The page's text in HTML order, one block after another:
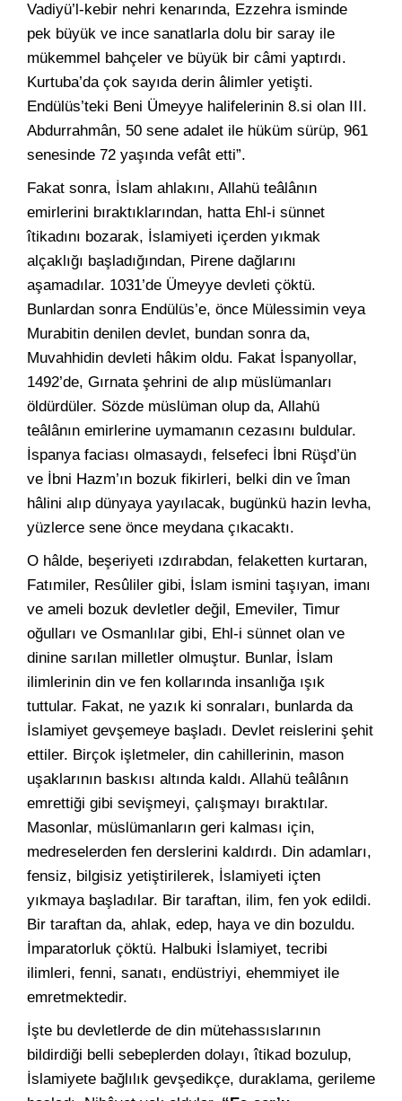
Vadiyü’l-kebir nehri kenarında, Ezzehra isminde
pek büyük ve ince sanatlarla dolu bir saray ile
mükemmel bahçeler ve büyük bir câmi yaptırdı.
Kurtuba’da çok sayıda derin âlimler yetişti.
Endülüs’teki Beni Ümeyye halifelerinin 8.si olan III.
Abdurrahmân, 50 sene adalet ile hüküm sürüp, 961
senesinde 72 yaşında vefât etti”.
Fakat sonra, İslam ahlakını, Allahü teâlânın
emirlerini bıraktıklarından, hatta Ehl-i sünnet
îtikadını bozarak, İslamiyeti içerden yıkmak
alçaklığı başladığından, Pirene dağlarını
aşamadılar. 1031’de Ümeyye devleti çöktü.
Bunlardan sonra Endülüs’e, önce Mülessimin veya
Murabitin denilen devlet, bundan sonra da,
Muvahhidin devleti hâkim oldu. Fakat İspanyollar,
1492’de, Gırnata şehrini de alıp müslümanları
öldürdüler. Sözde müslüman olup da, Allahü
teâlânın emirlerine uymamanın cezasını buldular.
İspanya faciası olmasaydı, felsefeci İbni Rüşd’ün
ve İbni Hazm’ın bozuk fikirleri, belki din ve îman
hâlini alıp dünyaya yayılacak, bugünkü hazin levha,
yüzlerce sene önce meydana çıkacaktı.
O hâlde, beşeriyeti ızdırabdan, felaketten kurtaran,
Fatımiler, Resûliler gibi, İslam ismini taşıyan, imanı
ve ameli bozuk devletler değil, Emeviler, Timur
oğulları ve Osmanlılar gibi, Ehl-i sünnet olan ve
dinine sarılan milletler olmuştur. Bunlar, İslam
ilimlerinin din ve fen kollarında insanlığa ışık
tuttular. Fakat, ne yazık ki sonraları, bunlarda da
İslamiyet gevşemeye başladı. Devlet reislerini şehit
ettiler. Birçok işletmeler, din cahillerinin, mason
uşaklarının baskısı altında kaldı. Allahü teâlânın
emrettiği gibi sevişmeyi, çalışmayı bıraktılar.
Masonlar, müslümanların geri kalması için,
medreselerden fen derslerini kaldırdı. Din adamları,
fensiz, bilgisiz yetiştirilerek, İslamiyeti içten
yıkmaya başladılar. Bir taraftan, ilim, fen yok edildi.
Bir taraftan da, ahlak, edep, haya ve din bozuldu.
İmparatorluk çöktü. Halbuki İslamiyet, tecribi
ilimleri, fenni, sanatı, endüstriyi, ehemmiyet ile
emretmektedir.
İşte bu devletlerde de din mütehassıslarının
bildirdiği belli sebeplerden dolayı, îtikad bozulup,
İslamiyete bağlılık gevşedikçe, duraklama, gerileme